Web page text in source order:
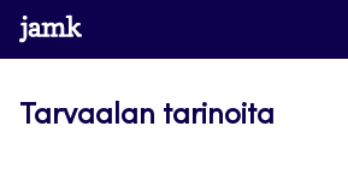
Siirry
suoraan
www.jamk.fi
Tarvaalan tarinoita